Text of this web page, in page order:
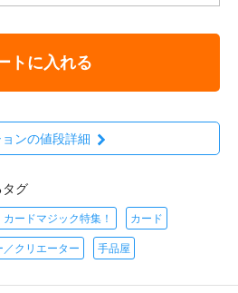
トに入れる
ンの値段詳細
タグ
ードマジック特集！ カード
クリエーター 手品屋